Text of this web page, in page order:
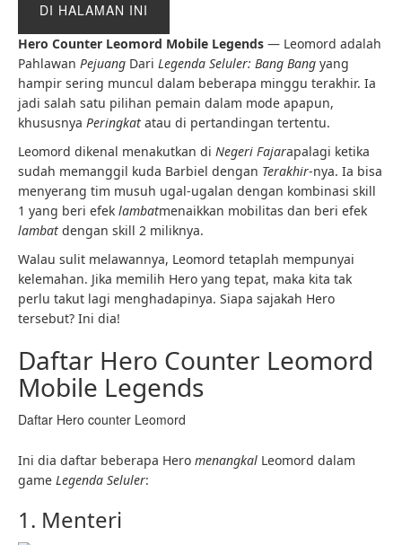
DI HALAMAN INI
Hero Counter Leomord Mobile Legends — Leomord adalah
Pahlawan Pejuang Dari Legenda Seluler: Bang Bang yang
hampir sering muncul dalam beberapa minggu terakhir. Ia
jadi salah satu pilihan pemain dalam mode apapun,
khususnya Peringkat atau di pertandingan tertentu.
Leomord dikenal menakutkan di Negeri Fajarapalagi ketika
sudah memanggil kuda Barbiel dengan Terakhir-nya. Ia bisa
menyerang tim musuh ugal-ugalan dengan kombinasi skill
1 yang beri efek lambatmenaikkan mobilitas dan beri efek
lambat dengan skill 2 miliknya.
Walau sulit melawannya, Leomord tetaplah mempunyai
kelemahan. Jika memilih Hero yang tepat, maka kita tak
perlu takut lagi menghadapinya. Siapa sajakah Hero
tersebut? Ini dia!
Daftar Hero Counter Leomord
Mobile Legends
Daftar Hero counter Leomord
Ini dia daftar beberapa Hero menangkal Leomord dalam
game Legenda Seluler:
1. Menteri